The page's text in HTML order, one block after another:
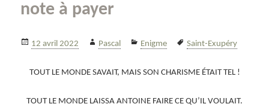
note à payer
Publié
12 avril 2022 Auteur
Pascal Catégories
Enigme
Mots-
Saint-Exupéry
TOUT LE MONDE SAVAIT, MAIS SON CHARISME ÉTAIT TEL !
TOUT LE MONDE LAISSA ANTOINE FAIRE CE QU’IL VOULAIT.